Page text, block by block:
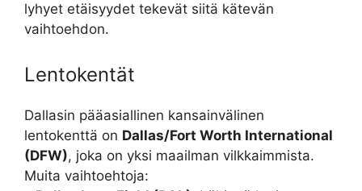
lyhyet etäisyydet tekevät siitä kätevän
vaihtoehdon.
Lentokentät
Dallasin pääasiallinen kansainvälinen
lentokenttä on Dallas/Fort Worth International
(DFW), joka on yksi maailman vilkkaimmista.
Muita vaihtoehtoja: